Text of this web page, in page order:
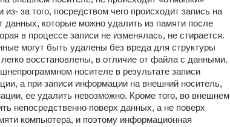
за того, посредством чего происходит запись на
данных, которые можно удалить из памяти после
в процессе записи не изменялась, не стирается.
могут быть удалены без вреда для структуры
восстановлены, в отличие от файла с данными.
носителе в результате записи
а при записи информации на внешний носитель,
ее удалить невозможно. Кроме того, во внешнем
непосредственно поверх данных, а не поверх
компьютера, и поэтому информационная